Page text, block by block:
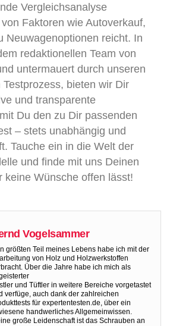
Vergleichsanalyse
Faktoren wie Autoverkauf,
Neuwagenoptionen reicht. In
redaktionellen Team von
untermauert durch unseren
bieten wir Dir
und transparente
Du den zu Dir passenden
– stets unabhängig und
Tauche ein in die Welt der
und finde mit uns Deinen
keine Wünsche offen lässt!
Vogelsammer
größten Teil meines Lebens habe ich mit der
von Holz und Holzwerkstoffen
Über die Jahre habe ich mich als
und Tüftler in weitere Bereiche vorgetastet
verfüge, auch dank der zahlreichen
für expertentesten.de, über ein
handwerliches Allgemeinwissen.
große Leidenschaft ist das Schrauben an